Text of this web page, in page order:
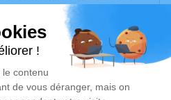
des photos souvenirs, une
à travers des
endroit est un lieu
la mémoire de Felismina